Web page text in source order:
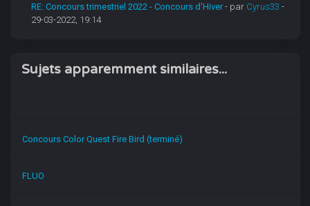
RE: Concours trimestriel 2022 - Concours d'Hiver - par Cyrus33 -
29-03-2022, 19:14
Sujets apparemment similaires...
Concours Color Quest Fire Bird (terminé)
FLUO